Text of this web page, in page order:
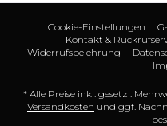
Cookie-Einstellungen
Kontakt &
Widerrufsbelehrung
* Alle Preise inkl. gesetzl.
Versandkosten und ggf.